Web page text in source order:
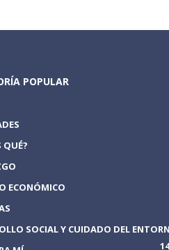
POPULAR
QUÉ?
ECONÓMICO
SOCIAL Y CUIDADO DEL